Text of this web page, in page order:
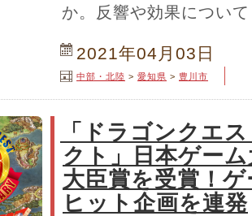
か。反響や効果につい
2021年04月03日
中部・北陸 > 愛知県 > 豊川市
「ドラゴンクエ
クト」日本ゲー
大臣賞を受賞！
ヒット企画を連発